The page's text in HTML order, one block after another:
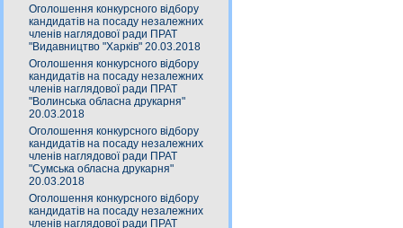
Оголошення конкурсного відбору
кандидатів на посаду незалежних
членів наглядової ради ПРАТ
"Видавництво "Харків" 20.03.2018
Оголошення конкурсного відбору
кандидатів на посаду незалежних
членів наглядової ради ПРАТ
"Волинська обласна друкарня"
20.03.2018
Оголошення конкурсного відбору
кандидатів на посаду незалежних
членів наглядової ради ПРАТ
"Сумська обласна друкарня"
20.03.2018
Оголошення конкурсного відбору
кандидатів на посаду незалежних
членів наглядової ради ПРАТ